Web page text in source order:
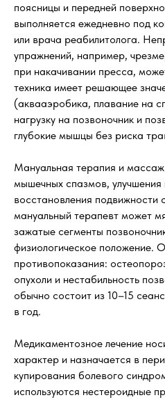
поясницы и передней
выполняется ежедневно под
или врача реабилитолога.
упражнений, например,
при накачивании пресса,
техника имеет решающее
(аквааэробика, плавание на
нагрузку на позвоночник и
глубокие мышцы без риска
Мануальная терапия и
мышечных спазмов,
восстановления подвижности
мануальный терапевт может
зажатые сегменты
физиологическое положение.
противопоказания:
опухоли и нестабильность
обычно состоит из 10–15
в год.
Медикаментозное лечение
характер и назначается в
купирования болевого
используются нестероидные